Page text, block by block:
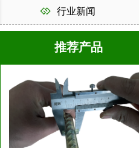
行业新闻
推荐产品